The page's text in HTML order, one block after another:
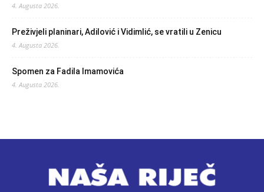
4. Augusta 2026.
Preživjeli planinari, Adilović i Vidimlić, se vratili u Zenicu
4. Augusta 2026.
Spomen za Fadila Imamovića
4. Augusta 2026.